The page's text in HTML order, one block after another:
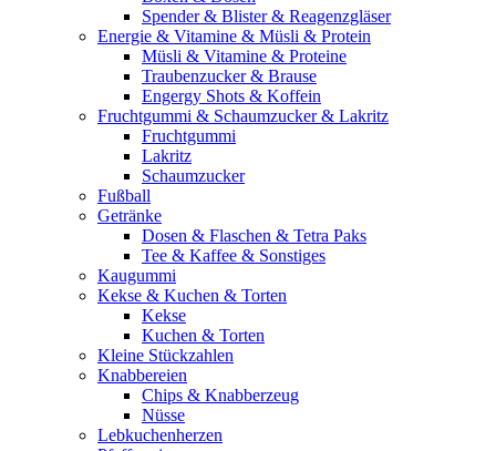
Spender & Blister & Reagenzgläser
Energie & Vitamine & Müsli & Protein
Müsli & Vitamine & Proteine
Traubenzucker & Brause
Engergy Shots & Koffein
Fruchtgummi & Schaumzucker & Lakritz
Fruchtgummi
Lakritz
Schaumzucker
Fußball
Getränke
Dosen & Flaschen & Tetra Paks
Tee & Kaffee & Sonstiges
Kaugummi
Kekse & Kuchen & Torten
Kekse
Kuchen & Torten
Kleine Stückzahlen
Knabbereien
Chips & Knabberzeug
Nüsse
Lebkuchenherzen